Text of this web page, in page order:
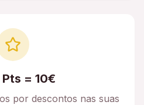
= 10€
por descontos nas suas